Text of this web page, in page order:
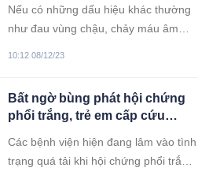
Nếu có những dấu hiệu khác thường
như đau vùng chậu, chảy máu âm
10:12 08/12/23
Bất ngờ bùng phát hội chứng
phổi trắng, trẻ em cấp cứu
được: Dấu hiệu nhận biết bệnh
là gì?
Các bệnh viện hiện đang lâm vào tình
trạng quá tải khi hội chứng phổi trắng